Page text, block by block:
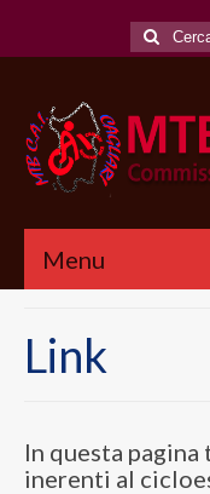
Cerca:
Menu
REGOLAMENTO
Link
In questa
inerenti al